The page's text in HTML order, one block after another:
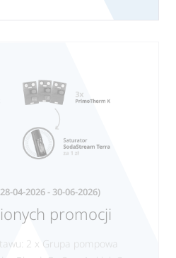
04-2026 - 30-06-2026)
promocji
2 x Grupa pompowa